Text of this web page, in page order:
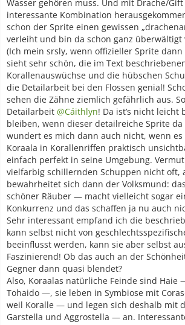
Wasser gehören muss. Und mit Drache/
interessante Kombination
schon der Sprite einen gewissen
verleiht und bin da schon ganz überwältigt
(Ich mein srsly, wenn offizieller Sprite
sieht sehr schön, die im Text
Korallenauswüchse und die hübschen
die Detailarbeit bei den Flossen genial!
sehen die Zähne ziemlich gefährlich aus.
Detailarbeit @Cáithlyn! Da ist’s nicht leicht
bleiben, wenn dieser detailreiche Sprite da
wundert es mich dann auch nicht, wenn es
Koraala in Korallenriffen praktisch
einfach perfekt in seine Umgebung.
vielfarbig schillernden Schuppen nicht oft,
bewahrheitet sich dann der Volksmund:
schöner Räuber — macht vielleicht sogar
Konkurrenz und das schaffen ja nu auch
Sehr interessant empfand ich die
kann selbst nicht von
beeinflusst werden, kann sie aber selbst
Faszinierend! Ob das auch an der
Gegner dann quasi blendet?
Also, Koraalas natürliche Feinde sind Haie
Tohaido —, sie leben in Symbiose mit
weil Koralle — und legen sich deshalb mit
Garstella und Aggrostella — an.